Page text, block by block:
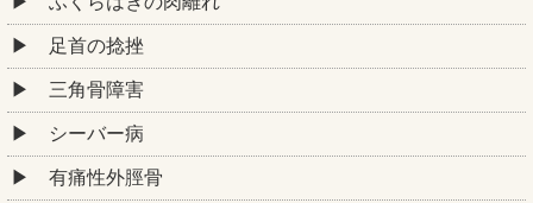
足首の捻挫
三角骨障害
シーバー病
有痛性外脛骨